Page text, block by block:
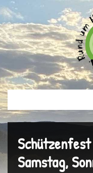
Samstag,